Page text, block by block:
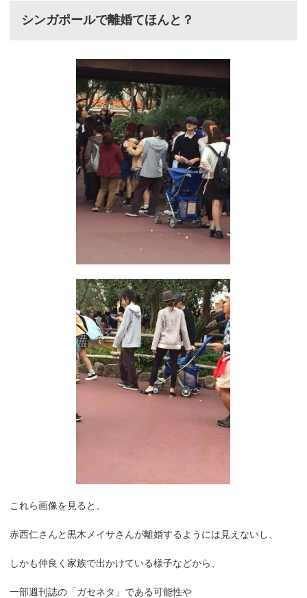
シンガポールで離婚てほんと？
これら画像を見ると、
赤西仁さんと黒木メイサさんが離婚するようには見えないし、
しかも仲良く家族で出かけている様子などから、
一部週刊誌の「ガセネタ」である可能性や